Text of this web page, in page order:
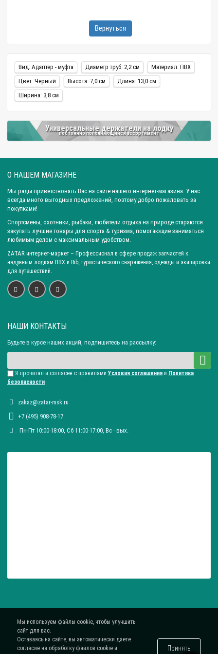
Вернуться
Вид: Адаптер - муфта Диаметр труб: 2,2 см
Материал: ПВХ
Цвет: Черный
Высота: 7,0 см
Длина: 13,0 см
Ширина: 3,8 см
Универсальные держатели на лодку
постоянно пополняющийся ассортимент
О НАШЕМ МАГАЗИНЕ
Мы рады приветствовать Вас на сайте нашего интернет-магазина. У нас
всегда много выгодных предложений, поэтому добро пожаловать за
покупками!
Спортсмены, охотники, рыбаки, любители отдыха на природе стараются
закупать лучшие товары для спорта & туризма, помогающие заниматься
любимым делом с максимальным удобством.
ZATAR интернет-маркет – Профессионал в сфере продаж запчастей к
надувным лодкам ПВХ и Rib, туристического снаряжения, одежды и экипировки
для путешествий.
НАШИ КОНТАКТЫ
Будьте в курсе наших акций, подпишитесь на рассылку:
Я прочитал и согласен с правилами Условия соглашения и Политика
безопасности
zakaz@zatar-msk.ru
+7 (495) 908-78-17
Пн-Пт 10:00-18:00, Сб 11:00-17:00, Вc - вых.
Мы используем файлы cookie, чтобы улучшить
сайт для вас.
Оставаясь на сайте, вы автоматически даете
согласие на обработку файлов cookie и
Принять